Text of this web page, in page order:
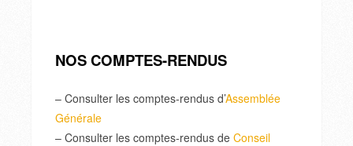
NOS COMPTES-RENDUS
– Consulter les comptes-rendus d’Assemblée
Générale
– Consulter les comptes-rendus de Conseil